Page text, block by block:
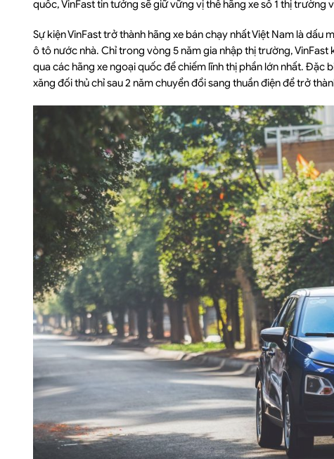
quốc, VinFast tin tưởng sẽ giữ vững vị thế hãng xe số 1 thị
Sự kiện VinFast trở thành hãng xe bán chạy nhất Việt Nam là
ô tô nước nhà. Chỉ trong vòng 5 năm gia nhập thị trường,
qua các hãng xe ngoại quốc để chiếm lĩnh thị phần lớn nhất. Đặc
xăng đối thủ chỉ sau 2 năm chuyển đổi sang thuần điện để trở